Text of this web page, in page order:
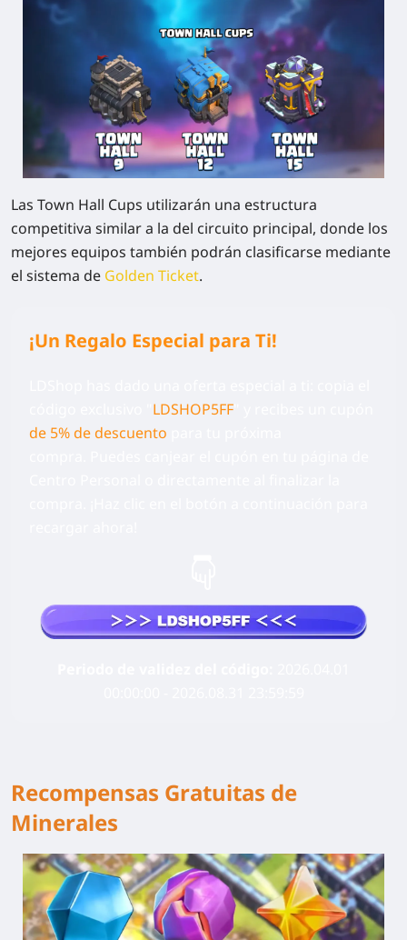
Las Town Hall Cups utilizarán una estructura
competitiva similar a la del circuito principal, donde los
mejores equipos también podrán clasificarse mediante
el sistema de Golden Ticket.
¡Un Regalo Especial para Ti!
LDSHOP5FF
de 5% de descuento
Recompensas Gratuitas de
Minerales